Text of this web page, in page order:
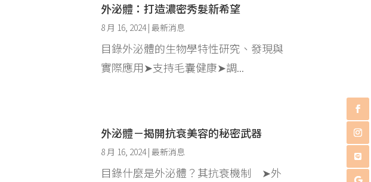
外泌體：打造濃密秀髮新希望
8 月 16, 2024| 最新消息
目錄外泌體的生物學特性研究、發現與
實際應用➤支持毛囊健康➤調...
外泌體－揭開抗衰美容的秘密武器
8 月 16, 2024| 最新消息
目錄什麼是外泌體？其抗衰機制 ➤外